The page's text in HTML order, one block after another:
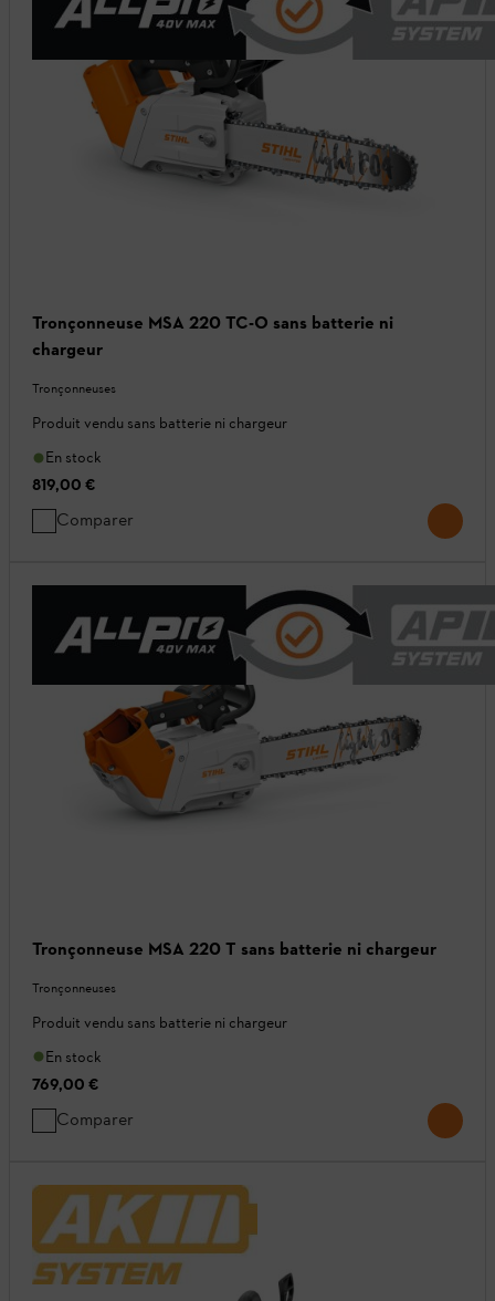
Tronçonneuse MSA 220 TC-O sans batterie ni
chargeur
Tronçonneuses
Produit vendu sans batterie ni chargeur
En stock
819,00 €
Comparer
Tronçonneuse MSA 220 T sans batterie ni chargeur
Tronçonneuses
Produit vendu sans batterie ni chargeur
En stock
769,00 €
Comparer